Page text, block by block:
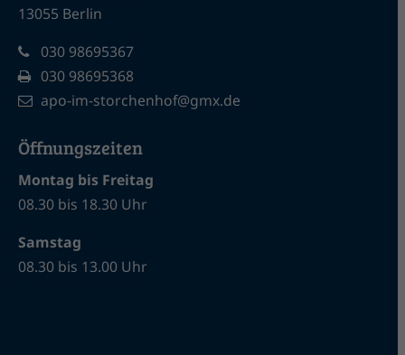
13055 Berlin
030 98695367
030 98695368
apo-im-storchenhof@gmx.de
Öffnungszeiten
Montag bis Freitag
08.30 bis 18.30 Uhr
Samstag
08.30 bis 13.00 Uhr